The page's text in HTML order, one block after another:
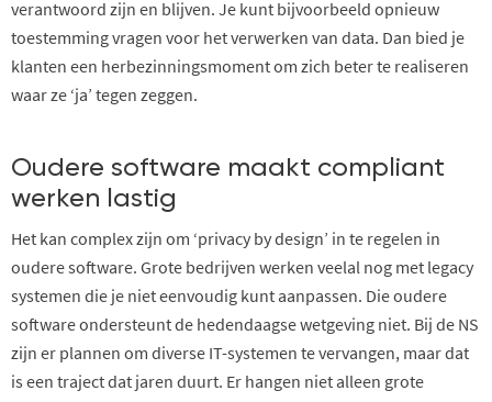
verantwoord zijn en blijven. Je kunt bijvoorbeeld opnieuw
toestemming vragen voor het verwerken van data. Dan bied je
klanten een herbezinningsmoment om zich beter te realiseren
waar ze ‘ja’ tegen zeggen.
Oudere software maakt compliant
werken lastig
Het kan complex zijn om ‘privacy by design’ in te regelen in
oudere software. Grote bedrijven werken veelal nog met legacy
systemen die je niet eenvoudig kunt aanpassen. Die oudere
software ondersteunt de hedendaagse wetgeving niet. Bij de NS
zijn er plannen om diverse IT-systemen te vervangen, maar dat
is een traject dat jaren duurt. Er hangen niet alleen grote